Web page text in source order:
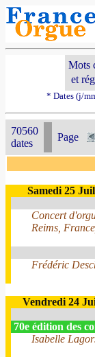
Mots
et
* Dates (j/
70560
dates
Page
Samedi 25
Concert
Reims,
Frédéric
Vendredi 24
70e édition des
Isabelle